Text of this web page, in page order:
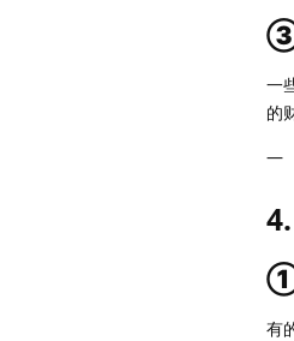
③
一
的
—
①
有